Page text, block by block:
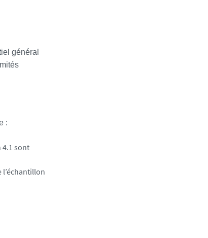
général
:
4.1 sont
l’échantillon